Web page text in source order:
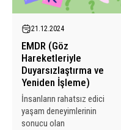
21.12.2024
EMDR (Göz
Hareketleriyle
Duyarsızlaştırma ve
Yeniden İşleme)
İnsanların rahatsız edici
yaşam deneyimlerinin
sonucu olan